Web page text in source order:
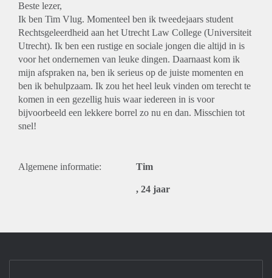
Beste lezer,
Ik ben Tim Vlug. Momenteel ben ik tweedejaars student
Rechtsgeleerdheid aan het Utrecht Law College (Universiteit
Utrecht). Ik ben een rustige en sociale jongen die altijd in is
voor het ondernemen van leuke dingen. Daarnaast kom ik
mijn afspraken na, ben ik serieus op de juiste momenten en
ben ik behulpzaam. Ik zou het heel leuk vinden om terecht te
komen in een gezellig huis waar iedereen in is voor
bijvoorbeeld een lekkere borrel zo nu en dan. Misschien tot
snel!
Algemene informatie: Tim
, 24 jaar